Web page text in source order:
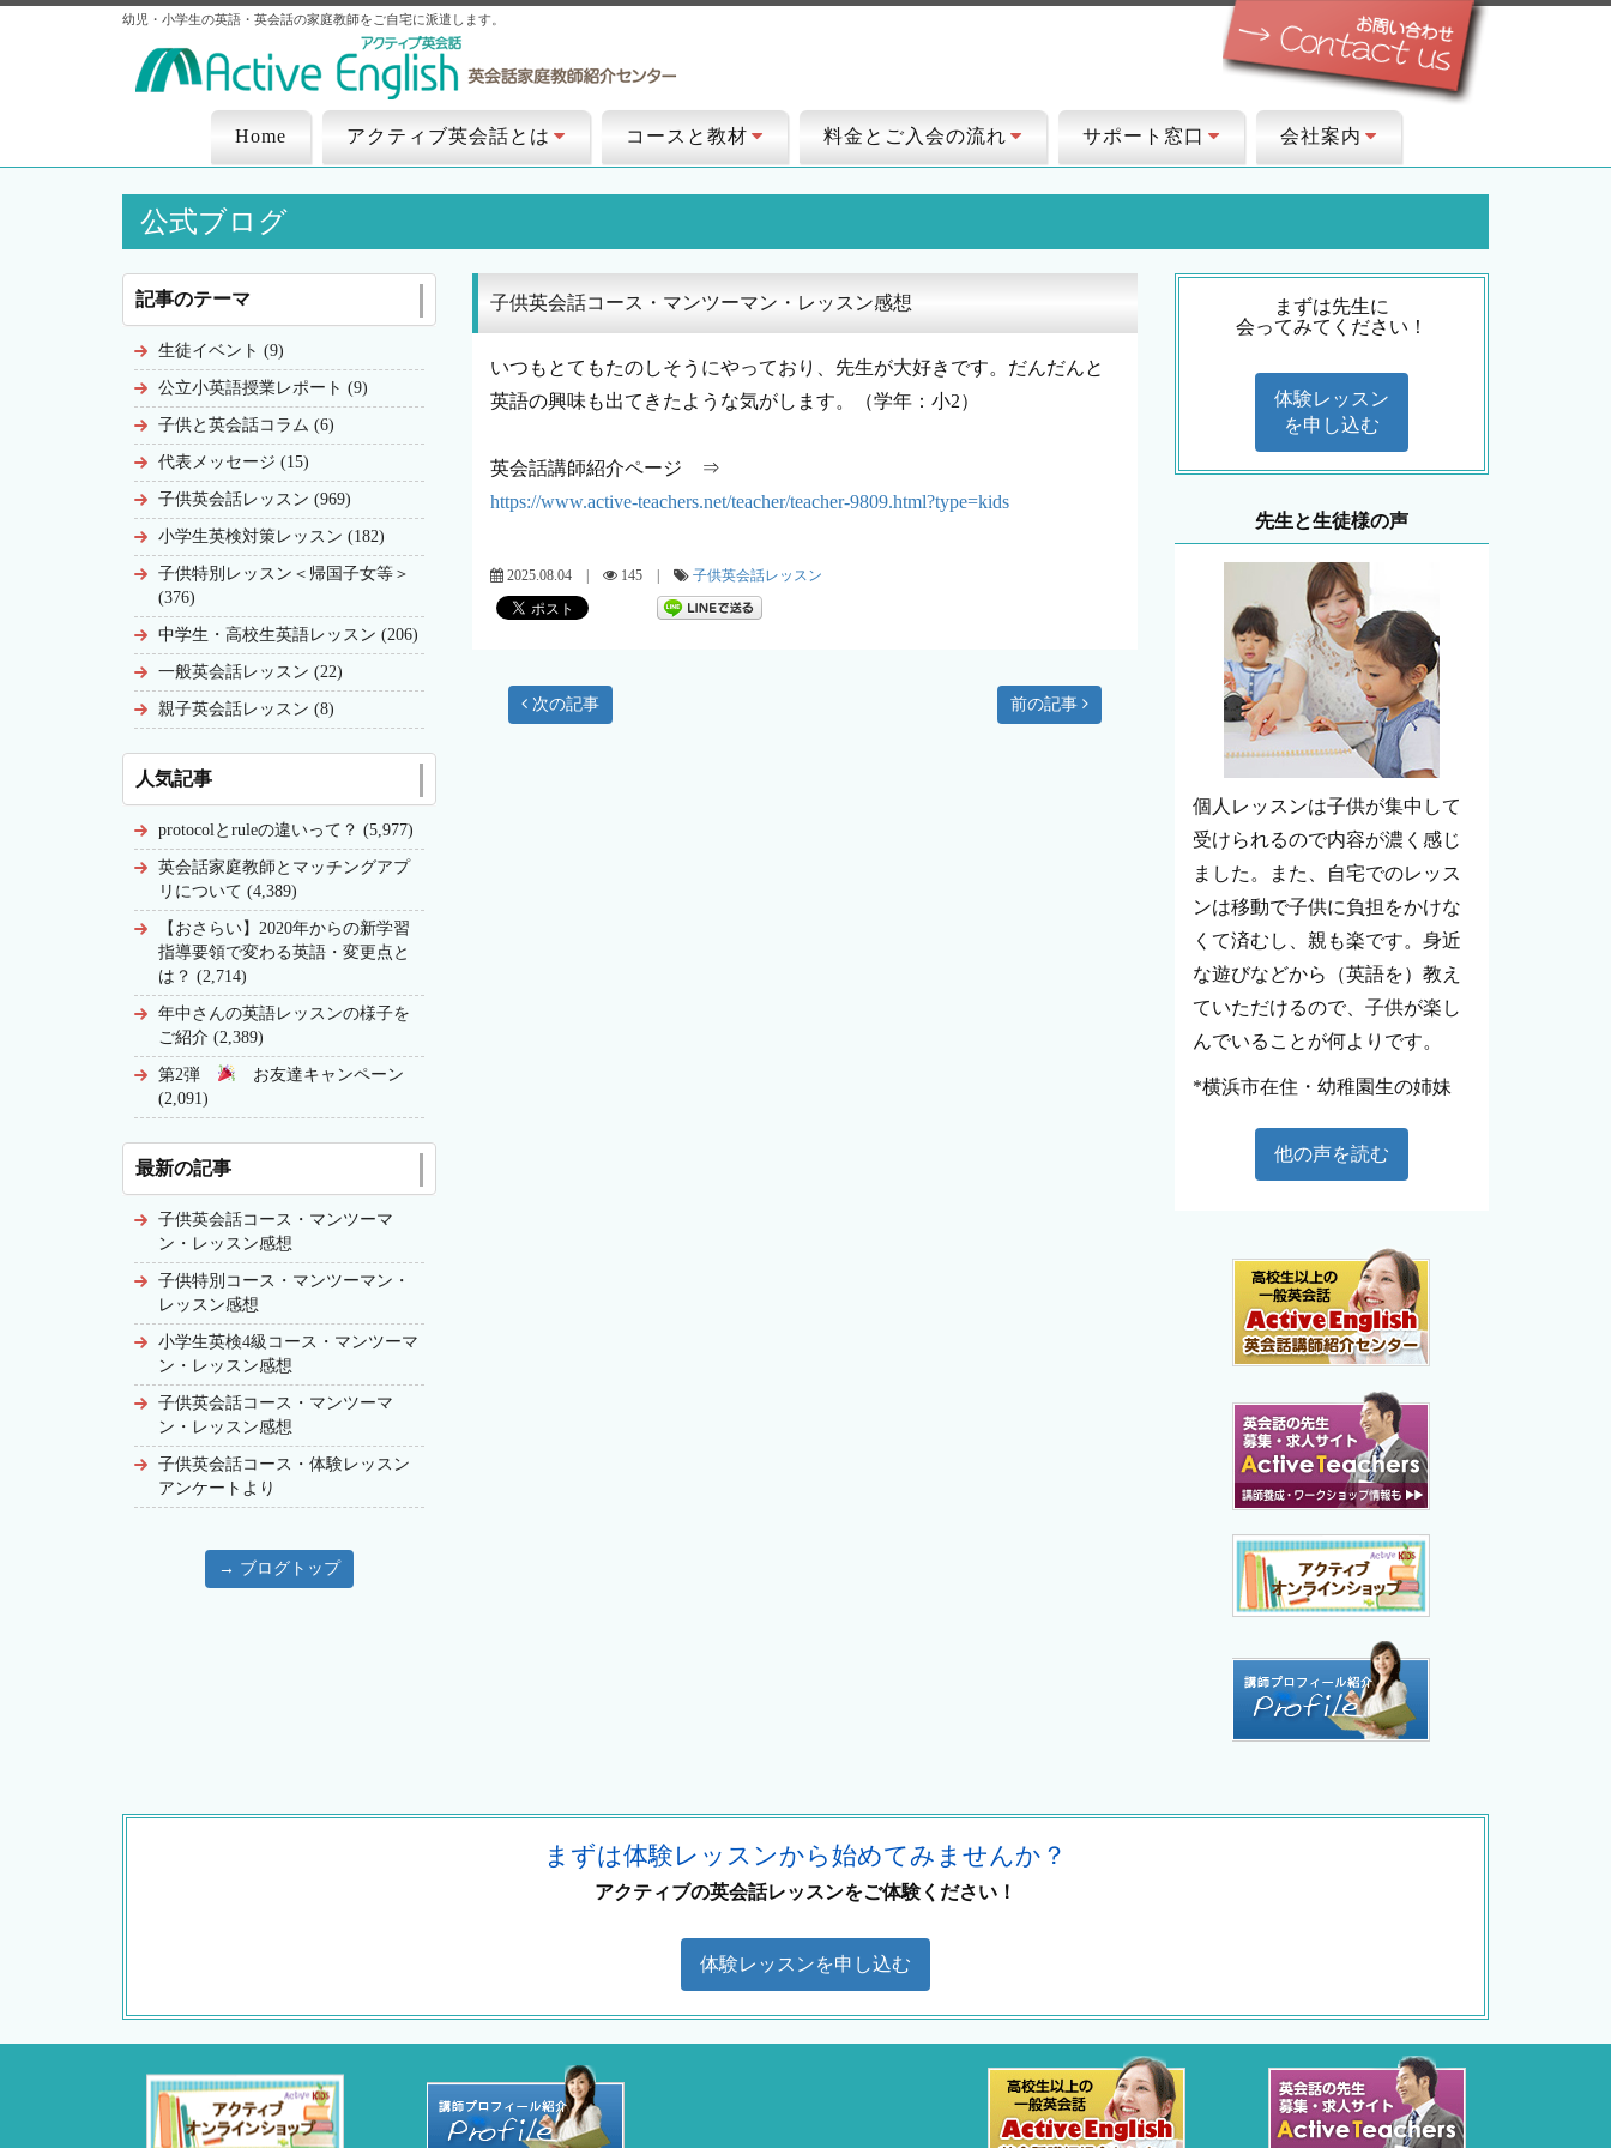
幼児・小学生の英語・英会話の家庭教師をご自宅に派遣します。
Home アクティブ英会話とは コースと教材 料金とご入会の流れ サポート窓口 会社案内
公式ブログ
子供英会話コース・マンツーマン・レッスン感想
いつもとてもたのしそうにやっており、先生が大好きです。だんだんと
英語の興味も出てきたような気がします。（学年：小2）
英会話講師紹介ページ ⇒
https://www.active-teachers.net/teacher/teacher-9809.html?type=kids
2025.08.04 | 145 | 子供英会話レッスン
次の記事 前の記事
記事のテーマ
生徒イベント (9)
公立小英語授業レポート (9)
子供と英会話コラム (6)
代表メッセージ (15)
子供英会話レッスン (969)
小学生英検対策レッスン (182)
子供特別レッスン＜帰国子女等＞
(376)
中学生・高校生英語レッスン (206)
一般英会話レッスン (22)
親子英会話レッスン (8)
人気記事
protocolとruleの違いって？ (5,977)
英会話家庭教師とマッチングアプ
リについて (4,389)
【おさらい】2020年からの新学習
指導要領で変わる英語・変更点と
は？ (2,714)
年中さんの英語レッスンの様子を
ご紹介 (2,389)
第2弾
お友達キャンペーン
(2,091)
最新の記事
子供英会話コース・マンツーマ
ン・レッスン感想
子供特別コース・マンツーマン・
レッスン感想
小学生英検4級コース・マンツーマ
ン・レッスン感想
子供英会話コース・マンツーマ
ン・レッスン感想
子供英会話コース・体験レッスン
アンケートより
→ ブログトップ
まずは先生に
会ってみてください！
体験レッスン
を申し込む
先生と生徒様の声
個人レッスンは子供が集中して
受けられるので内容が濃く感じ
ました。また、自宅でのレッス
ンは移動で子供に負担をかけな
くて済むし、親も楽です。身近
な遊びなどから（英語を）教え
ていただけるので、子供が楽し
んでいることが何よりです。
*横浜市在住・幼稚園生の姉妹
他の声を読む
まずは体験レッスンから始めてみませんか？
アクティブの英会話レッスンをご体験ください！
体験レッスンを申し込む